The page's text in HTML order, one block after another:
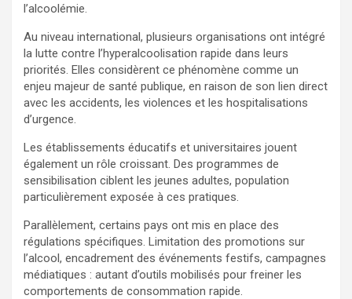
l’alcoolémie.
Au niveau international, plusieurs organisations ont intégré
la lutte contre l’hyperalcoolisation rapide dans leurs
priorités. Elles considèrent ce phénomène comme un
enjeu majeur de santé publique, en raison de son lien direct
avec les accidents, les violences et les hospitalisations
d’urgence.
Les établissements éducatifs et universitaires jouent
également un rôle croissant. Des programmes de
sensibilisation ciblent les jeunes adultes, population
particulièrement exposée à ces pratiques.
Parallèlement, certains pays ont mis en place des
régulations spécifiques. Limitation des promotions sur
l’alcool, encadrement des événements festifs, campagnes
médiatiques : autant d’outils mobilisés pour freiner les
comportements de consommation rapide.